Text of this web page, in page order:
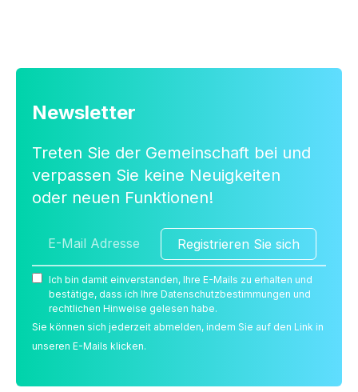
Newsletter
Treten Sie der Gemeinschaft bei und
verpassen Sie keine Neuigkeiten
oder neuen Funktionen!
Registrieren Sie sich
Ich bin damit einverstanden, Ihre E-Mails zu erhalten und
bestätige, dass ich Ihre Datenschutzbestimmungen und
rechtlichen Hinweise gelesen habe.
Sie können sich jederzeit abmelden, indem Sie auf den Link in
unseren E-Mails klicken.